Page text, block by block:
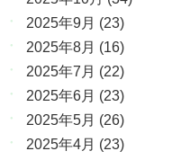
2025年9月 (23)
2025年8月 (16)
2025年7月 (22)
2025年6月 (23)
2025年5月 (26)
2025年4月 (23)